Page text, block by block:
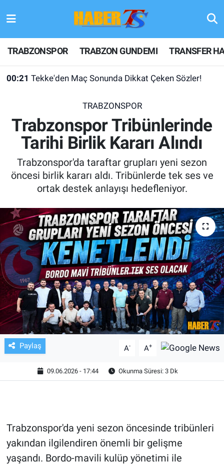
TRABZONSPOR TRABZON GUNDEMI TRANSFER
00:21 Tekke'den Maç Sonunda Dikkat Çeken Sözler!
TRABZONSPOR
Trabzonspor Tribünlerinde
Tarihi Birlik Kararı Alındı
Trabzonspor'da taraftar grupları yeni sezon
öncesi birlik kararı aldı. Tribünlerde tek ses ve
ortak destek anlayışı hedefleniyor.
Paylaş A- A+
09.06.2026 - 17:44 Okunma Süresi: 3 Dk
Trabzonspor'da yeni sezon öncesinde tribünleri
yakından ilgilendiren önemli bir gelişme
yaşandı. Bordo-mavili kulüp yönetimi ile
TRABZONSPOR
TRABZON GUNDEMI
KULİS MEYDANI
1461 TRABZON
FUTBOL
ALT LIGLER
TV VE SİNEMA
BASKETBOL
SAĞLIK
GENEL
KÜLTÜR SANAT
ASAYİŞ
ÇEVRE
Hava Durumu
Trafik Durumu
Son Dakika Haberleri
Haber Arşivi